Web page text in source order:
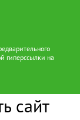
гиперссылки на
сайт